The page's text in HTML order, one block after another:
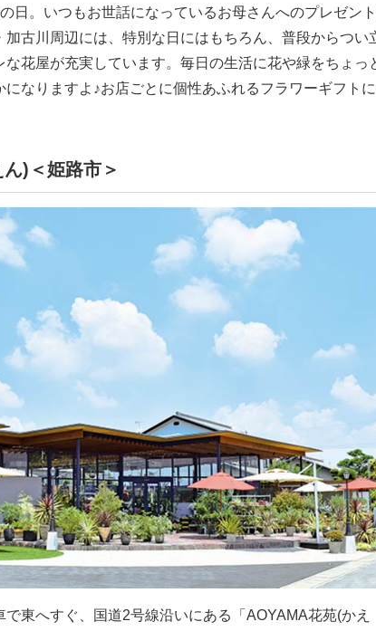
日。いつもお世話になっているお母さんへのプレゼン
古川周辺には、特別な日にはもちろん、普段からつい
な花屋が充実しています。毎日の生活に花や緑をちょっ
になりますよ♪お店ごとに個性あふれるフラワーギフト
)＜姫路市＞
で東へすぐ、国道2号線沿いにある「AOYAMA花苑(かえ